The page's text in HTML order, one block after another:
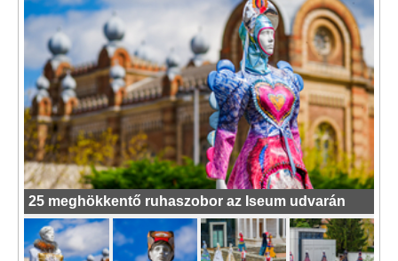
25 meghökkentő ruhaszobor az Iseum udvarán